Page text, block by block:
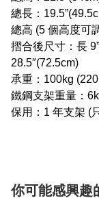
總長：
總高 (5 個高度可
摺合後尺寸：長
28.5″(72.5cm)
承重：100kg
鐵鋼支架重量：
保用：1 年支架 (
你可能感興趣